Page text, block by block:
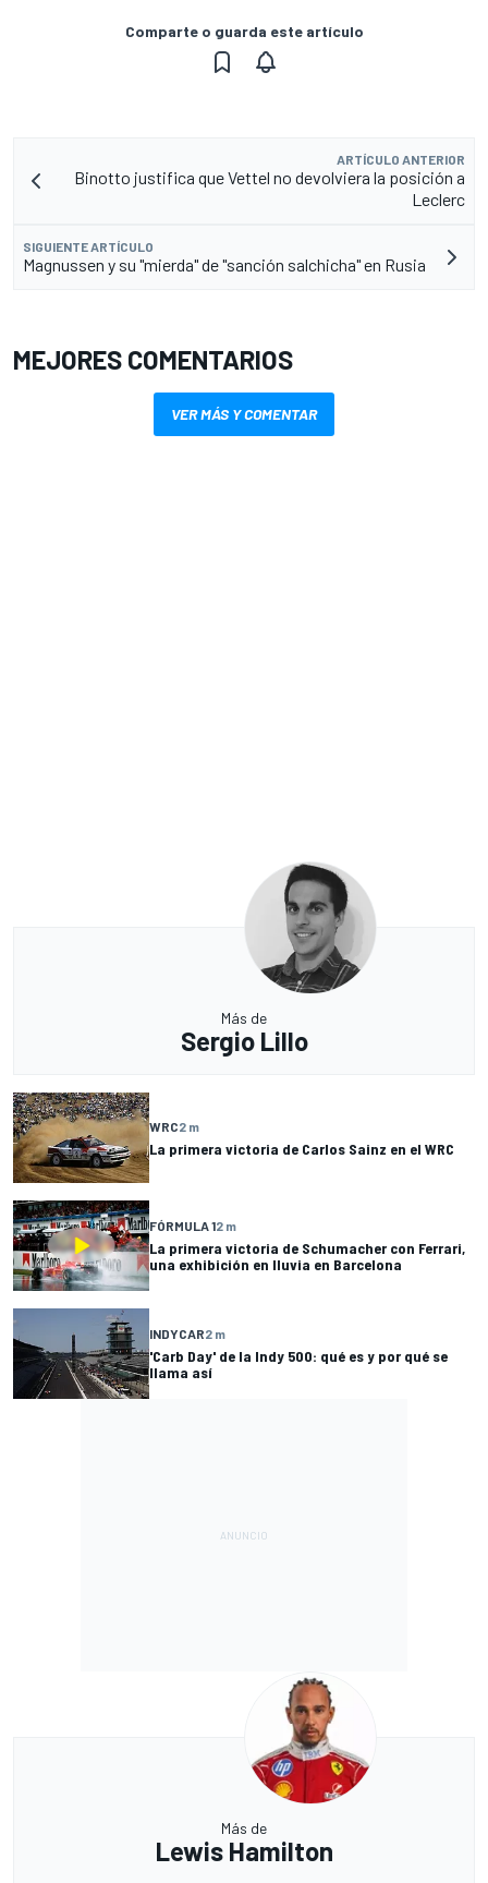
Comparte o guarda este artículo
ARTÍCULO ANTERIOR
Binotto justifica que Vettel no devolviera la posición a
Leclerc
SIGUIENTE ARTÍCULO
Magnussen y su "mierda" de "sanción salchicha" en Rusia
MEJORES COMENTARIOS
VER MÁS Y COMENTAR
Más de
Sergio Lillo
WRC2 m
La primera victoria de Carlos Sainz en el WRC
FÓRMULA 12 m
La primera victoria de Schumacher con Ferrari,
una exhibición en lluvia en Barcelona
INDYCAR2 m
'Carb Day' de la Indy 500: qué es y por qué se
llama así
Más de
Lewis Hamilton